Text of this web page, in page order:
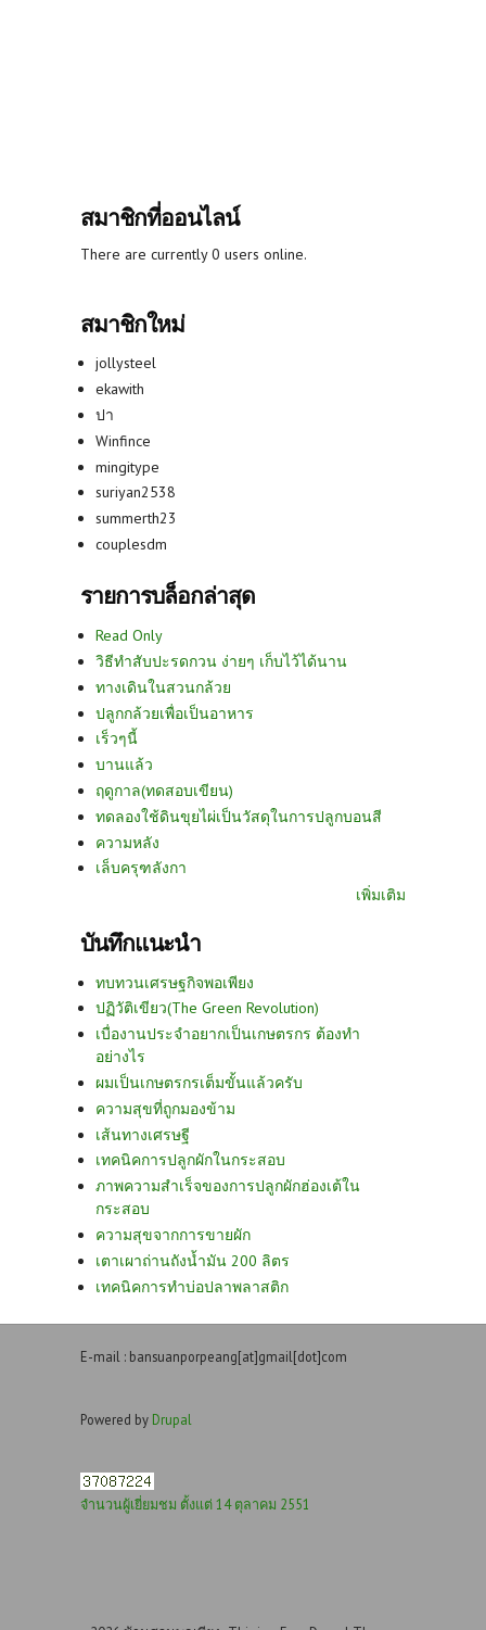
สมาชิกที่ออนไลน์
There are currently 0 users online.
สมาชิกใหม่
jollysteel
ekawith
ปา
Winfince
mingitype
suriyan2538
summerth23
couplesdm
รายการบล็อกล่าสุด
Read Only
วิธีทำสับปะรดกวน ง่ายๆ เก็บไว้ได้นาน
ทางเดินในสวนกล้วย
ปลูกกล้วยเพื่อเป็นอาหาร
เร็วๆนี้
บานแล้ว
ฤดูกาล(ทดสอบเขียน)
ทดลองใช้ดินขุยไผ่เป็นวัสดุในการปลูกบอนสี
ความหลัง
เล็บครุฑลังกา
เพิ่มเติม
บันทึกแนะนำ
ทบทวนเศรษฐกิจพอเพียง
ปฏิวัติเขียว(The Green Revolution)
เบื่องานประจำอยากเป็นเกษตรกร ต้องทำ
อย่างไร
ผมเป็นเกษตรกรเต็มขั้นแล้วครับ
ความสุขที่ถูกมองข้าม
เส้นทางเศรษฐี
เทคนิคการปลูกผักในกระสอบ
ภาพความสำเร็จของการปลูกผักฮ่องเต้ใน
กระสอบ
ความสุขจากการขายผัก
เตาเผาถ่านถังน้ำมัน 200 ลิตร
เทคนิคการทำบ่อปลาพลาสติก
E-mail : bansuanporpeang[at]gmail[dot]com
Powered by Drupal
จำนวนผู้เยี่ยมชม ตั้งแต่ 14 ตุลาคม 2551